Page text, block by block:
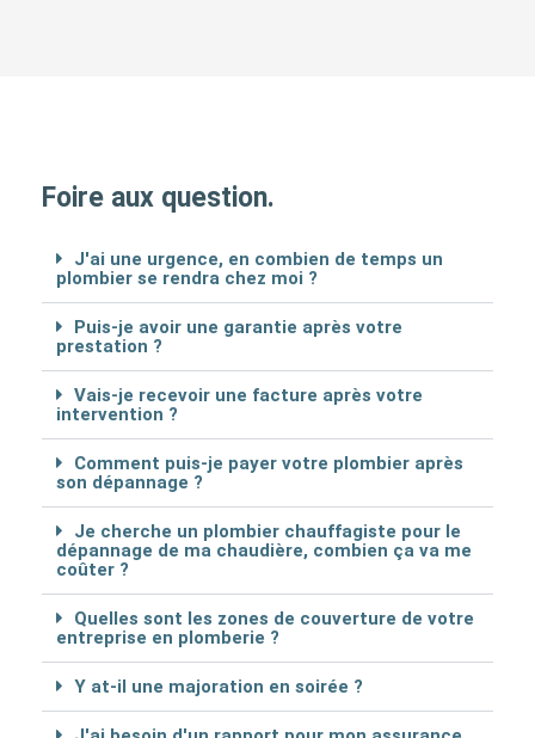
Foire aux question.
J'ai une urgence, en combien de temps un
plombier se rendra chez moi ?
Puis-je avoir une garantie après votre
prestation ?
Vais-je recevoir une facture après votre
intervention ?
Comment puis-je payer votre plombier après
son dépannage ?
Je cherche un plombier chauffagiste pour le
dépannage de ma chaudière, combien ça va me
coûter ?
Quelles sont les zones de couverture de votre
entreprise en plomberie ?
Y at-il une majoration en soirée ?